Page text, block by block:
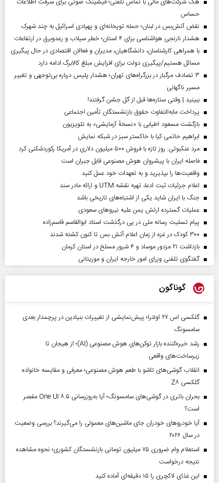
حساس
نقض آتش‌بس در لبنان؛ حمله توپخانه‌ای و پهپادی اسرائیل به چند شهرک
هشدار نارنجی هواشناسی برای ۴ استان؛ خطر سیلاب و رعدوبرق در ارتفاعات
با همراهی کارشناسان، دانشگاهیان، مدیران و فعالان اقتصادی در حال پیگیری
مسائل هستیم/پیگیری دولت برای افزایش مبلغ کالابرگ ادامه دارد
۳ تصادف مرگبار در بزرگراه‌های تهران؛ هشدار پلیس درباره بی‌توجهی و تغییر
مسیر ناگهانی
ببینید | وقتی ستاره‌ها قبل از گل جشن گرفتند!
پرداخت مابه‌التفاوت حقوق بازنشستگان تأمین اجتماعی
بازگشت مسعود اطیابی با «نسخهٔ آزمایشی» به تلویزیون
ابراهیم حاتمی کیا با خاکستر سبز در شبکه نمایش
مرد عنکبوتی: روز تازه با فروش ۵۰۰ میلیون دلاری در آمریکا رکوردشکنی کرد
فاصله ایران با پیشرو‌ان هوش مصنوعی قابل جبران است
واقعیت‌ها را بپذیرید و به تعهدات خود عمل کنید
اعلام جزئیات ثبت ادعا، تهیه نقشه UTM و ارائه مادر سند
جنگ با ایران شاید یکی از اشتباه‌های تاریخی باشد
عملیات گسترده ارتش یمن علیه نیروهای سعودی
پیام تسلیت رسانه ملی در پی درگذشت استاد ابوالقاسم قاسم‌زاده
۳۰۰ کودک در غزه از زمان اعلام آتش بس تا کنون کشته شدند
بازداشت ۲۱ مزدور موساد و ۴ شرور مسلح در استان کرمان
گفتگوی تلفنی وزرای امور خارجه ایران و موریتانی
گوناگون
گلکسی اس ۲۷ اولترا؛ پیش‌نمایشی از تغییرات بنیادین در پرچمدار بعدی
سامسونگ
رشد خیره‌کننده بازار توکن‌های هوش مصنوعی (AI)؛ از هیجان تا
زیرساخت‌های واقعی
انقلاب گوشی‌های تاشو‌ با طعم هوش مصنوعی؛ معرفی و مقایسه خانواده
گلکسی Z۸
بحران باتری در گوشی‌های سامسونگ؛ آیا به‌روزرسانی One UI ۸.۵ مقصر
است؟
آیا خودروهای خودران جای ماشین‌های معمولی را می‌گیرند؟ بررسی وضعیت
در سال ۲۰۲۶
استعلام وام ضروری ۷۵ میلیون تومانی بازنشستگان کشوری؛ نحوه مشاهده
نتیجه درخواست
این غذای لاکچری را ۱۵ دقیقه‌ای آماده کنید